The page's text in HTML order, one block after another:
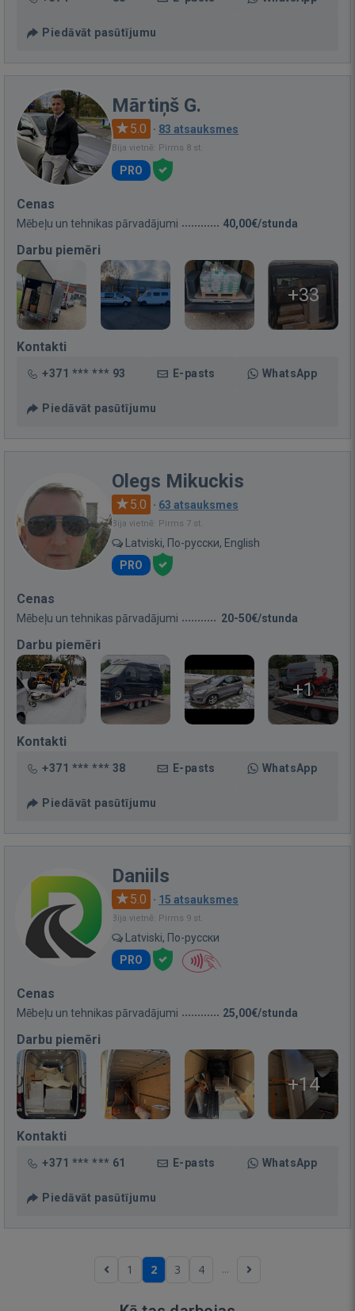
Piedāvāt pasūtījumu
Mārtiņš G.
5.0 · 83 atsauksmes
Bija vietnē: Pirms 8 st.
PRO
Cenas
Mēbeļu un tehnikas pārvadājumi 40,00€/stunda
Darbu piemēri
+33
Kontakti
+371 *** *** 93 E-pasts WhatsApp
Piedāvāt pasūtījumu
Olegs Mikuckis
5.0 · 63 atsauksmes
Bija vietnē: Pirms 7 st.
Latviski, По-русски, English
PRO
Cenas
Mēbeļu un tehnikas pārvadājumi 20-50€/stunda
Darbu piemēri
+1
Kontakti
+371 *** *** 38 E-pasts WhatsApp
Piedāvāt pasūtījumu
Daniils
5.0 · 15 atsauksmes
Bija vietnē: Pirms 9 st.
Latviski, По-русски
PRO
Cenas
Mēbeļu un tehnikas pārvadājumi 25,00€/stunda
Darbu piemēri
+14
Kontakti
+371 *** *** 61 E-pasts WhatsApp
Piedāvāt pasūtījumu
1 2 3 4 ...